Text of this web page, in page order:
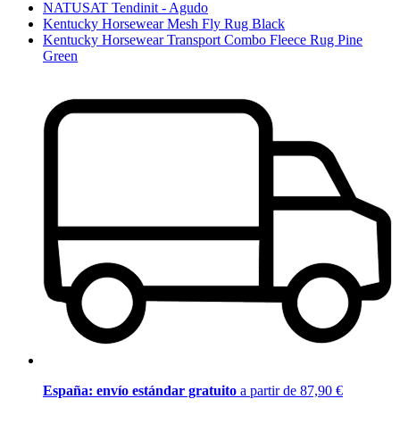
NATUSAT Tendinit - Agudo
Kentucky Horsewear Mesh Fly Rug Black
Kentucky Horsewear Transport Combo Fleece Rug Pine
Green
España: envío estándar gratuito a partir de 87,90 €